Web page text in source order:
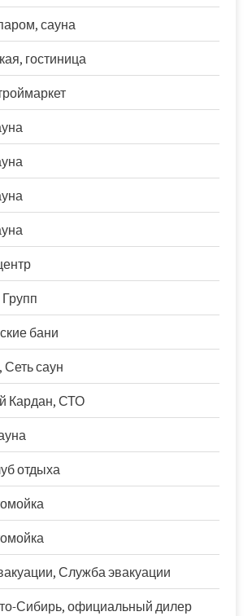
сауна
гостиница
бани
Сеть саун
Кардан, СТО
отдыха
Служба эвакуации
Сибирь, официальный дилер